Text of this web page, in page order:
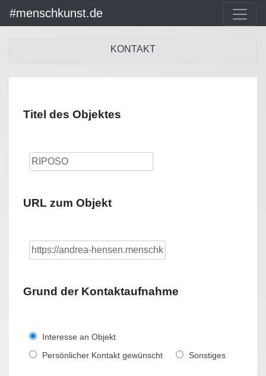
#menschkunst.de
KONTAKT
Titel des Objektes
URL zum Objekt
Grund der Kontaktaufnahme
Interesse an Objekt
Persönlicher Kontakt gewünscht
Sonstiges